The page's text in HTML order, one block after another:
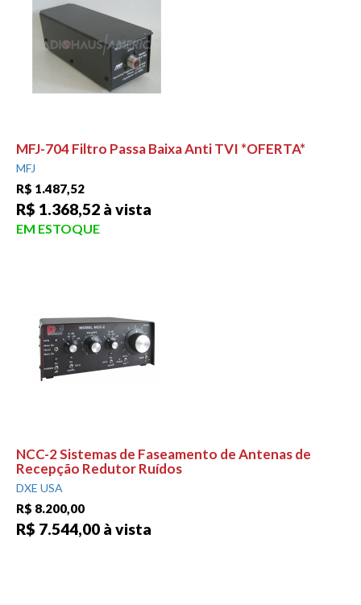
MFJ-704 Filtro Passa Baixa Anti TVI *OFERTA*
MFJ
R$ 1.487,52
R$ 1.368,52 à vista
EM ESTOQUE
NCC-2 Sistemas de Faseamento de Antenas de
Recepção Redutor Ruídos
DXE USA
R$ 8.200,00
R$ 7.544,00 à vista